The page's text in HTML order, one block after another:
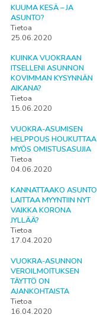
KUUMA KESÄ – JA
ASUNTO?
Tietoa
25.06.2020
KUINKA VUOKRAAN
ITSELLENI ASUNNON
KOVIMMAN KYSYNNÄN
AIKANA?
Tietoa
15.06.2020
VUOKRA-ASUMISEN
HELPPOUS HOUKUTTAA
MYÖS OMISTUSASUJIA
Tietoa
04.06.2020
KANNATTAAKO ASUNTO
LAITTAA MYYNTIIN NYT
VAIKKA KORONA
JYLLÄÄ?
Tietoa
17.04.2020
VUOKRA-ASUNNON
VEROILMOITUKSEN
TÄYTTÖ ON
AJANKOHTAISTA
Tietoa
16.04.2020